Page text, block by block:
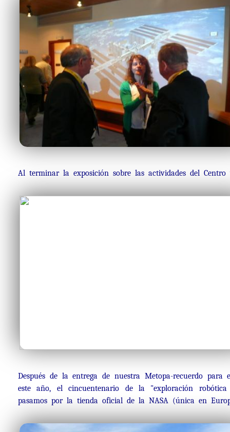
Al terminar la exposición sobre las actividades del
Después de la entrega de nuestra Metopa-recuerdo
este año, el cincuentenario de la "exploración
pasamos por la tienda oficial de la NASA (única en